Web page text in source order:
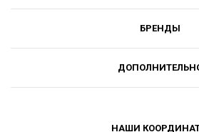
БРЕНДЫ
НАШИ